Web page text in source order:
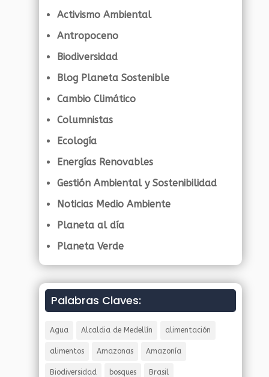
Activismo Ambiental
Antropoceno
Biodiversidad
Blog Planeta Sostenible
Cambio Climático
Columnistas
Ecología
Energías Renovables
Gestión Ambiental y Sostenibilidad
Noticias Medio Ambiente
Planeta al día
Planeta Verde
Palabras Claves:
Agua Alcaldia de Medellín alimentación
alimentos Amazonas Amazonía
Biodiversidad bosques Brasil